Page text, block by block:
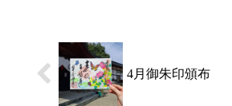
の幕開けは、修理が完了
4月御朱印頒布